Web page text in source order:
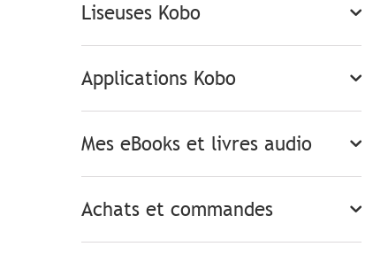
Liseuses Kobo
Applications Kobo
Mes eBooks et livres audio
Achats et commandes